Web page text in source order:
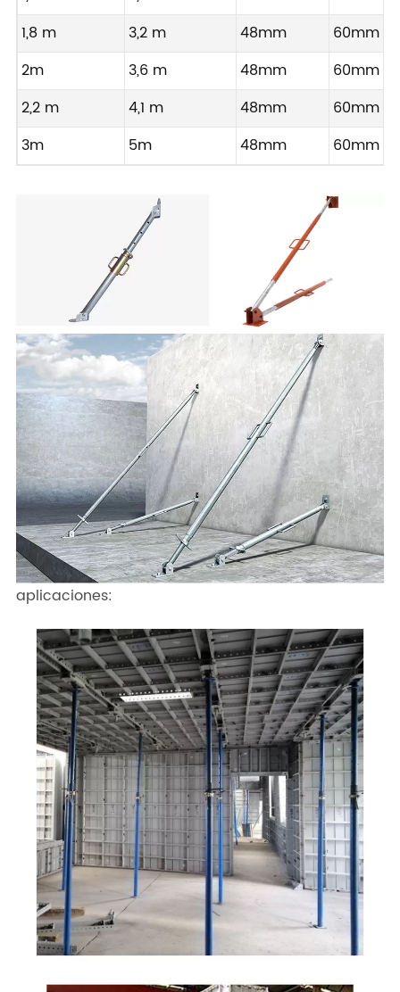
1,8 m
3,2 m 48mm
60mm
2m
3,6 m 48mm
60mm
2,2 m
4,1 m 48mm
60mm
3m
5m 48mm 60mm
aplicaciones: